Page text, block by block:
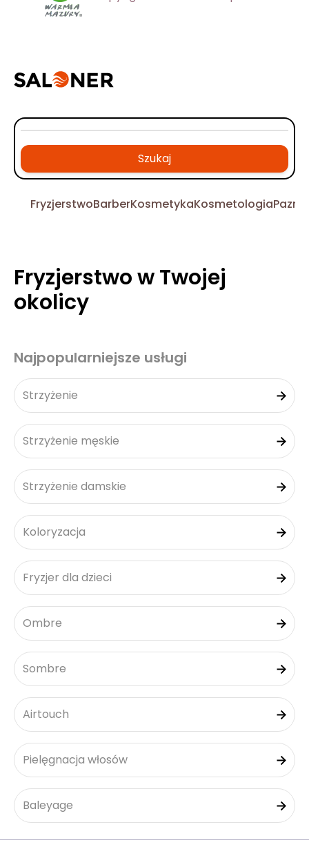
Szukaj
FryzjerstwoBarberKosmetykaKosmetologia
Fryzjerstwo w Twojej
okolicy
Najpopularniejsze usługi
Strzyżenie
Strzyżenie męskie
Strzyżenie damskie
Koloryzacja
Fryzjer dla dzieci
Ombre
Sombre
Airtouch
Pielęgnacja włosów
Baleyage